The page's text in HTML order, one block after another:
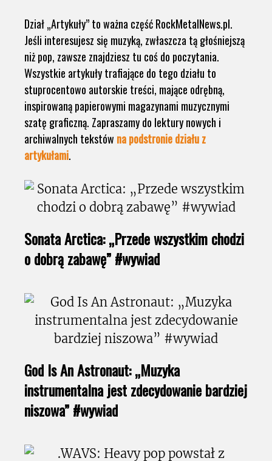
Dział „Artykuły” to ważna część RockMetalNews.pl.
Jeśli interesujesz się muzyką, zwłaszcza tą głośniejszą
niż pop, zawsze znajdziesz tu coś do poczytania.
Wszystkie artykuły trafiające do tego działu to
stuprocentowo autorskie treści, mające odrębną,
inspirowaną papierowymi magazynami muzycznymi
szatę graficzną. Zapraszamy do lektury nowych i
archiwalnych tekstów na podstronie działu z
artykułami.
Sonata Arctica: „Przede wszystkim chodzi
o dobrą zabawę” #wywiad
God Is An Astronaut: „Muzyka
instrumentalna jest zdecydowanie bardziej
niszowa” #wywiad